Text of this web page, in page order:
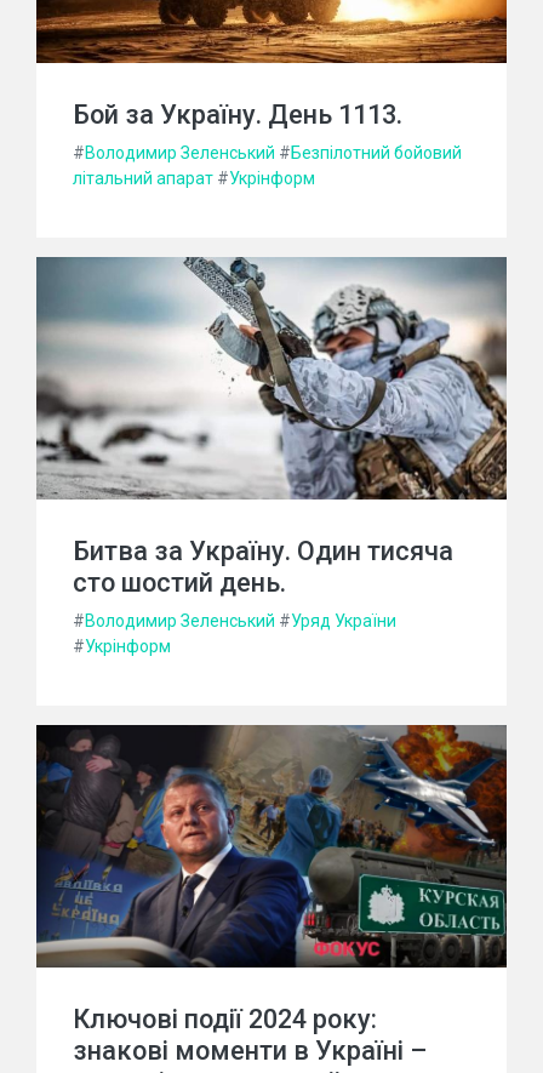
Бой за Україну. День 1113.
#Володимир Зеленський #Безпілотний бойовий
літальний апарат #Укрінформ
Битва за Україну. Один тисяча
сто шостий день.
#Володимир Зеленський #Уряд України
#Укрінформ
Ключові події 2024 року:
знакові моменти в Україні –